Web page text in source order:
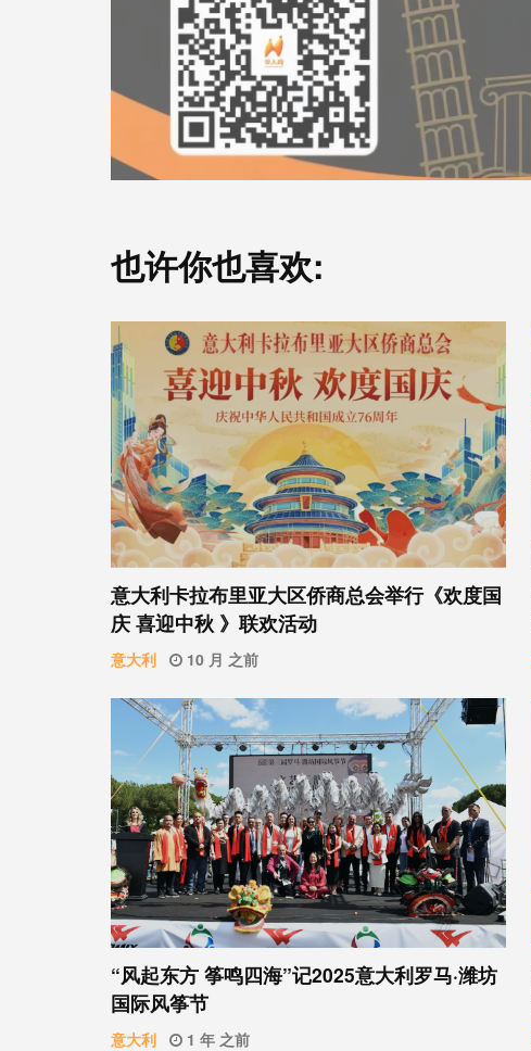
也许你也喜欢:
意⼤利卡拉布⾥亚大区侨商总会举行《欢度国
庆 喜迎中秋 》联欢活动
意大利 10 月 之前
“风起东方 筝鸣四海”记2025意大利罗马·潍坊
国际风筝节
意大利 1 年 之前